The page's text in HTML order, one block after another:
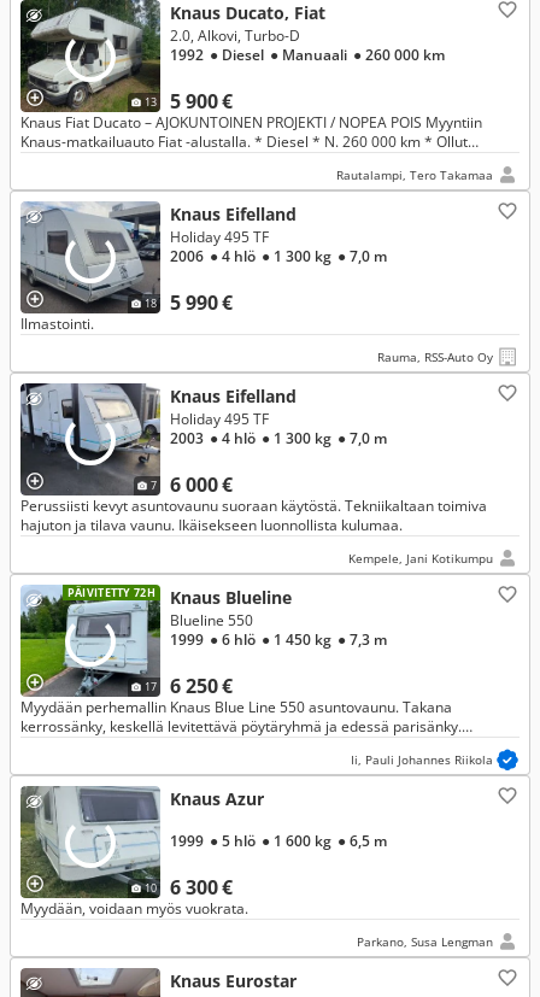
13
Knaus Ducato, Fiat
5 900 €
2.0, Alkovi, Turbo-D
1992 ● Diesel ● Manuaali ● 260 000 km
Knaus Fiat Ducato – AJOKUNTOINEN PROJEKTI / NOPEA POIS Myyntiin
Knaus-matkailuauto Fiat -alustalla. * Diesel * N. 260 000 km * Ollut
Rautalampi, Tero Takamaa
18
Knaus Eifelland
5 990 €
Holiday 495 TF
2006 ● 4 hlö ● 1 300 kg ● 7,0 m
Ilmastointi.
Rauma, RSS-Auto Oy
7
Knaus Eifelland
6 000 €
Holiday 495 TF
2003 ● 4 hlö ● 1 300 kg ● 7,0 m
Perussiisti kevyt asuntovaunu suoraan käytöstä. Tekniikaltaan toimiva
hajuton ja tilava vaunu. Ikäisekseen luonnollista kulumaa.
Kempele, Jani Kotikumpu
PÄIVITETTY 72H
17
Knaus Blueline
6 250 €
Blueline 550
1999 ● 6 hlö ● 1 450 kg ● 7,3 m
Myydään perhemallin Knaus Blue Line 550 asuntovaunu. Takana
kerrossänky, keskellä levitettävä pöytäryhmä ja edessä parisänky.
Ii, Pauli Johannes Riikola
10
Knaus Azur
6 300 €
1999 ● 5 hlö ● 1 600 kg ● 6,5 m
Myydään, voidaan myös vuokrata.
Parkano, Susa Lengman
Knaus Eurostar